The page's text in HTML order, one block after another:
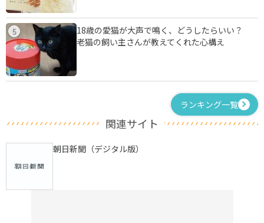
5
18歳の愛猫が大声で鳴く、どうしたらいい？
老猫の飼い主さんが教えてくれた心構え
ランキング一覧
関連サイト
朝日新聞（デジタル版）